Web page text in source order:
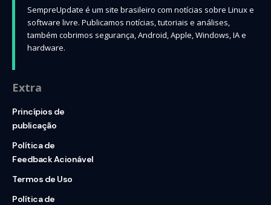
SempreUpdate é um site brasileiro com notícias sobre Linux e
software livre. Publicamos notícias, tutoriais e análises,
também cobrimos segurança, Android, Apple, Windows, IA e
hardware.
Extra
Princípios de
publicação
Política de
Feedback Acionável
Termos de Uso
Política de